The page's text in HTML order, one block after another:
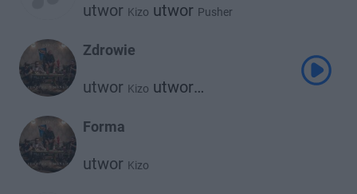
utwor Kizo utwor Pusher
Zdrowie
utwor Kizo utwor
Forma
utwor Kizo